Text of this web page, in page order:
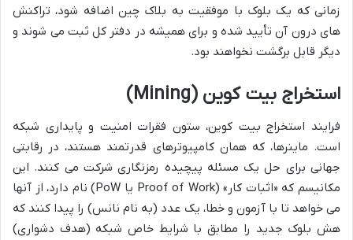
زمانی که یک بلوک با موفقیت به بلاک چین اضافه شود، تراکنش
های درون آن تأیید شده و برای همیشه در دفتر کل ثبت می شوند و
دیگر قابل برگشت نخواهند بود.
استخراج بیت کوین (Mining)
فرایند استخراج بیت کوین، ستون فقرات امنیت و پایداری شبکه
است. ماینرها، که همان کامپیوترهای قدرتمند هستند، در رقابتی
جهانی برای حل یک مسئله پیچیده رمزنگاری شرکت می کنند. این
مکانیسم که «اثبات کار» (Proof of Work یا PoW) نام دارد، از آنها
می خواهد تا با آزمون و خطا، یک عدد (به نام نانس) را پیدا کنند که
هش بلوک جدید را مطابق با شرایط خاص شبکه (هدف دشواری)